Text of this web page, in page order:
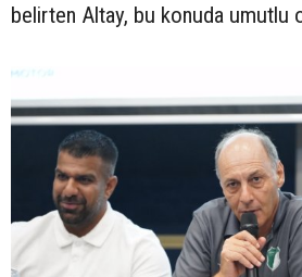
belirten Altay, bu konuda umutlu